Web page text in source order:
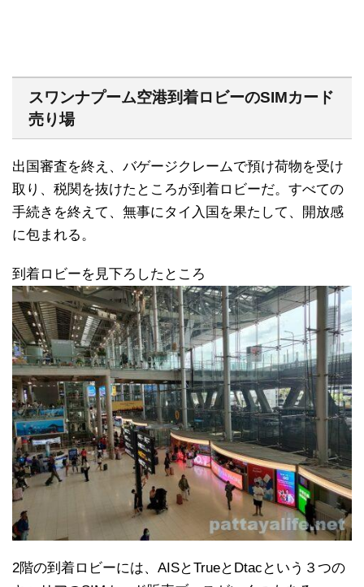
スワンナプーム空港到着ロビーのSIMカード
売り場
出国審査を終え、バゲージクレームで預け荷物を受け
取り、税関を抜けたところが到着ロビーだ。すべての
手続きを終えて、無事にタイ入国を果たして、開放感
に包まれる。
到着ロビーを見下ろしたところ
2階の到着ロビーには、AISとTrueとDtacという３つの